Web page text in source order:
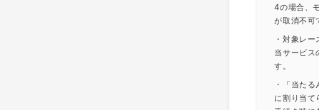
4の場合、
が取消不可
・対象レ
当サービス
す。
・「当た
に割り当て